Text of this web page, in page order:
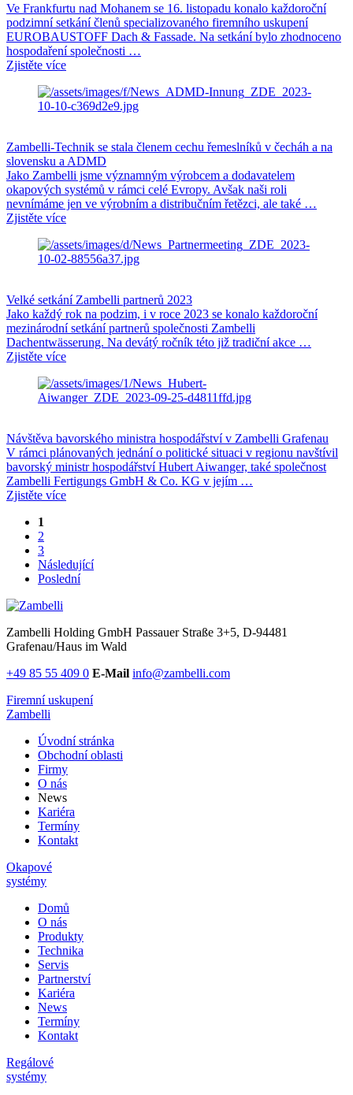
Ve Frankfurtu nad Mohanem se 16. listopadu konalo každoroční
podzimní setkání členů specializovaného firemního uskupení
EUROBAUSTOFF Dach & Fassade. Na setkání bylo zhodnoceno
hospodaření společnosti …
Zjistěte více
Zambelli-Technik se stala členem cechu řemeslníků v čecháh a na
slovensku a ADMD
Jako Zambelli jsme významným výrobcem a dodavatelem
okapových systémů v rámci celé Evropy. Avšak naši roli
nevnímáme jen ve výrobním a distribučním řetězci, ale také …
Zjistěte více
Velké setkání Zambelli partnerů 2023
Jako každý rok na podzim, i v roce 2023 se konalo každoroční
mezinárodní setkání partnerů společnosti Zambelli
Dachentwässerung. Na devátý ročník této již tradiční akce …
Zjistěte více
Návštěva bavorského ministra hospodářství v Zambelli Grafenau
V rámci plánovaných jednání o politické situaci v regionu navštívil
bavorský ministr hospodářství Hubert Aiwanger, také společnost
Zambelli Fertigungs GmbH & Co. KG v jejím …
Zjistěte více
1
2
3
Následující
Poslední
Zambelli Holding GmbH Passauer Straße 3+5, D-94481
Grafenau/Haus im Wald
+49 85 55 409 0 E-Mail info@zambelli.com
Firemní uskupení
Zambelli
Úvodní stránka
Obchodní oblasti
Firmy
O nás
News
Kariéra
Termíny
Kontakt
Okapové
systémy
Domů
O nás
Produkty
Technika
Servis
Partnerství
Kariéra
News
Termíny
Kontakt
Regálové
systémy